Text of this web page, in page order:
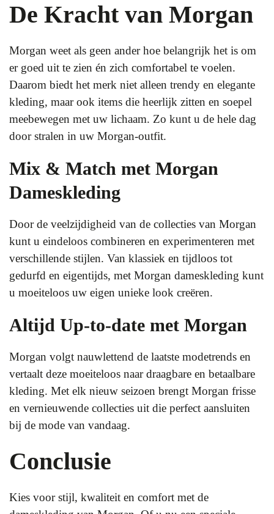
De Kracht van Morgan
Morgan weet als geen ander hoe belangrijk het is om
er goed uit te zien én zich comfortabel te voelen.
Daarom biedt het merk niet alleen trendy en elegante
kleding, maar ook items die heerlijk zitten en soepel
meebewegen met uw lichaam. Zo kunt u de hele dag
door stralen in uw Morgan-outfit.
Mix & Match met Morgan
Dameskleding
Door de veelzijdigheid van de collecties van Morgan
kunt u eindeloos combineren en experimenteren met
verschillende stijlen. Van klassiek en tijdloos tot
gedurfd en eigentijds, met Morgan dameskleding kunt
u moeiteloos uw eigen unieke look creëren.
Altijd Up-to-date met Morgan
Morgan volgt nauwlettend de laatste modetrends en
vertaalt deze moeiteloos naar draagbare en betaalbare
kleding. Met elk nieuw seizoen brengt Morgan frisse
en vernieuwende collecties uit die perfect aansluiten
bij de mode van vandaag.
Conclusie
Kies voor stijl, kwaliteit en comfort met de